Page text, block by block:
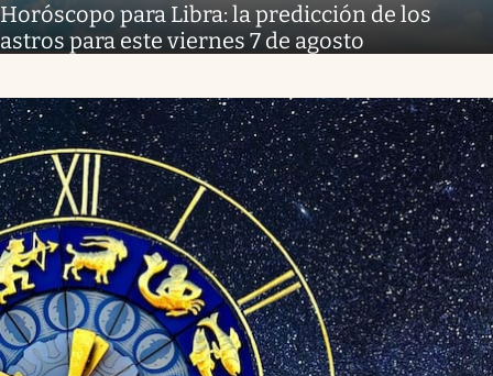
Horóscopo para Libra: la predicción de los
astros para este viernes 7 de agosto